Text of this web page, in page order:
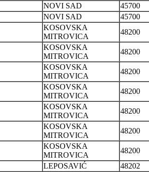
NOVI SAD 45700
NOVI SAD 45700
KOSOVSKA
MITROVICA
48200
KOSOVSKA
MITROVICA
48200
KOSOVSKA
MITROVICA
48200
KOSOVSKA
MITROVICA
48200
KOSOVSKA
MITROVICA
48200
KOSOVSKA
MITROVICA
48200
KOSOVSKA
MITROVICA
48200
LEPOSAVIĆ 48202